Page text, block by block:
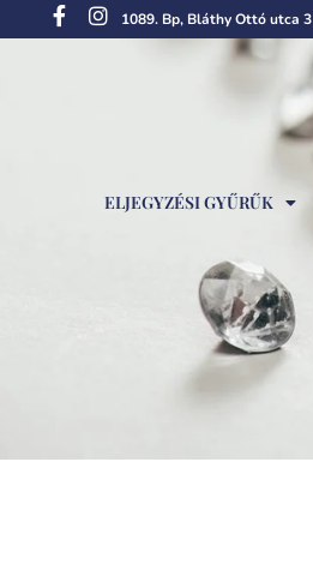
1089. Bp, Bláthy Ottó utca 3
ELJEGYZÉSI GYŰRŰK